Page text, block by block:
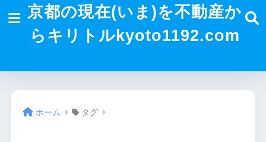
京都の現在(いま)を不動産か
らキリトルkyoto1192.com
ホーム タグ